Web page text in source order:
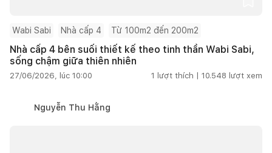
Wabi Sabi Nhà cấp 4 Từ 100m2 đến 200m2
Nhà cấp 4 bên suối thiết kế theo tinh thần Wabi Sabi,
sống chậm giữa thiên nhiên
27/06/2026, lúc 10:00 1 lượt thích | 10.548 lượt xem
Nguyễn Thu Hằng